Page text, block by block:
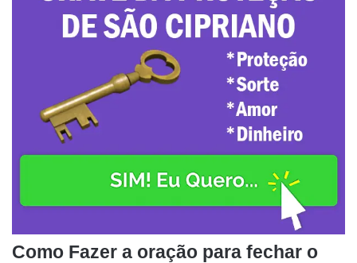
Como Fazer a oração para fechar o